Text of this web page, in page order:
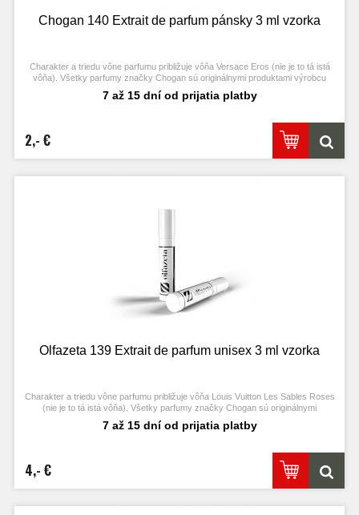
Chogan 140 Extrait de parfum pánsky 3 ml vzorka
Charakter a triedu vône parfumu približuje vôňa Versace Eros (nie je to tá istá
vôňa). Všetky parfumy značky Chogan sú originálnymi produktami výrobcu
7 až 15 dní od prijatia platby
2,- €
Olfazeta 139 Extrait de parfum unisex 3 ml vzorka
Charakter a triedu vône parfumu približuje vôňa Louis Vuitton Les Sables Roses
(nie je to tá istá vôňa). Všetky parfumy značky Chogan sú originálnymi
produktami výrobcu Chogan.
7 až 15 dní od prijatia platby
4,- €